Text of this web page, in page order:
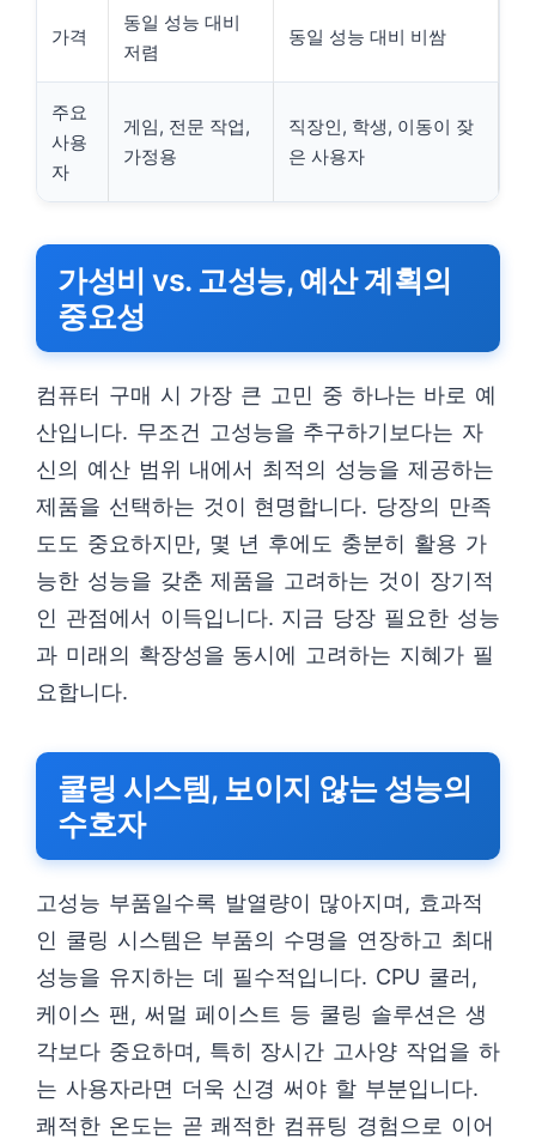
가격
동일 성능 대비
저렴
동일 성능 대비 비쌈
주요
사용
자
게임, 전문 작업,
가정용
직장인, 학생, 이동이 잦
은 사용자
가성비 vs. 고성능, 예산 계획의
중요성
컴퓨터 구매 시 가장 큰 고민 중 하나는 바로 예
산입니다. 무조건 고성능을 추구하기보다는 자
신의 예산 범위 내에서 최적의 성능을 제공하는
제품을 선택하는 것이 현명합니다. 당장의 만족
도도 중요하지만, 몇 년 후에도 충분히 활용 가
능한 성능을 갖춘 제품을 고려하는 것이 장기적
인 관점에서 이득입니다. 지금 당장 필요한 성능
과 미래의 확장성을 동시에 고려하는 지혜가 필
요합니다.
쿨링 시스템, 보이지 않는 성능의
수호자
고성능 부품일수록 발열량이 많아지며, 효과적
인 쿨링 시스템은 부품의 수명을 연장하고 최대
성능을 유지하는 데 필수적입니다. CPU 쿨러,
케이스 팬, 써멀 페이스트 등 쿨링 솔루션은 생
각보다 중요하며, 특히 장시간 고사양 작업을 하
는 사용자라면 더욱 신경 써야 할 부분입니다.
쾌적한 온도는 곧 쾌적한 컴퓨팅 경험으로 이어